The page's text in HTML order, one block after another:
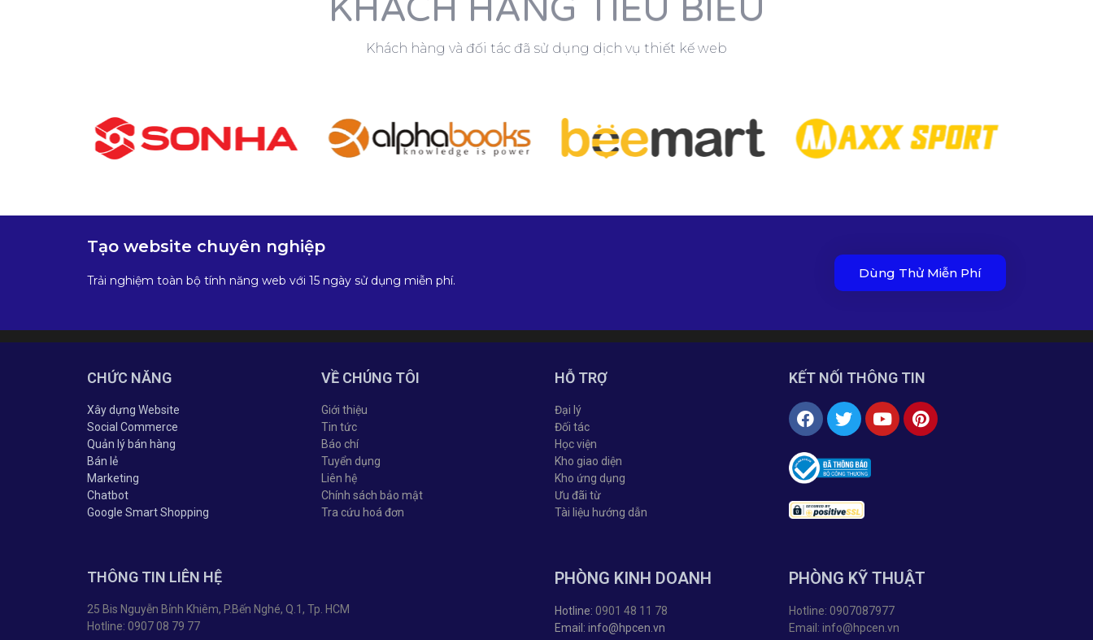
KHÁCH HÀNG TIÊU BIỂU
Khách hàng và đối tác đã sử dụng dịch vụ thiết kế web
Tạo website chuyên nghiệp
Trải nghiệm toàn bộ tính năng web với 15 ngày sử dụng miễn phí. Dùng Thử Miễn Phí
CHỨC NĂNG
Xây dựng Website
Social Commerce
Quản lý bán hàng
Bán lẻ
Marketing
Chatbot
Google Smart Shopping
VỀ CHÚNG TÔI
Giới thiệu
Tin tức
Báo chí
Tuyển dụng
Liên hệ
Chính sách bảo mật
Tra cứu hoá đơn
HỖ TRỢ
Đại lý
Đối tác
Học viện
Kho giao diện
Kho ứng dụng
Ưu đãi từ
Tài liệu hướng dẫn
KẾT NỐI THÔNG TIN
THÔNG TIN LIÊN HỆ
25 Bis Nguyễn Bỉnh Khiêm, P.Bến Nghé, Q.1, Tp. HCM
Hotline: 0907 08 79 77
PHÒNG KINH DOANH
Hotline: 0901 48 11 78
Email: info@hpcen.vn
PHÒNG KỸ THUẬT
Hotline: 0907087977
Email: info@hpcen.vn